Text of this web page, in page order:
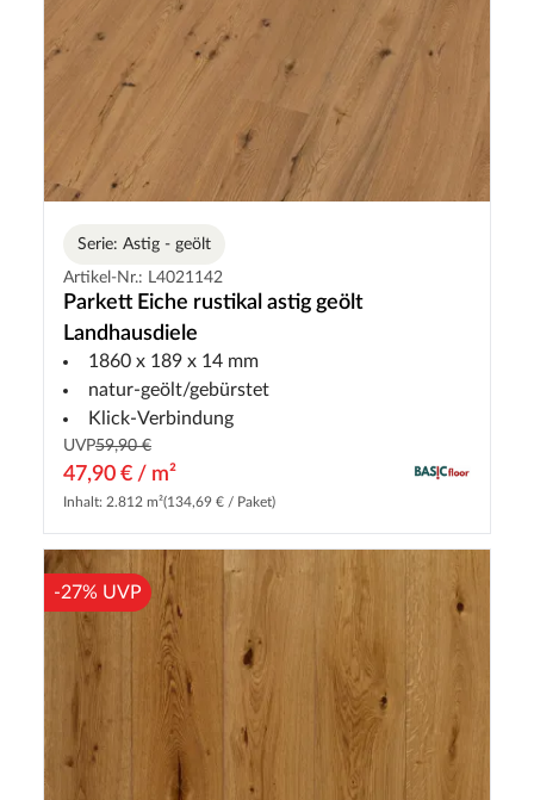
Serie: Astig - geölt
Artikel-Nr.: L4021142
Parkett Eiche rustikal astig geölt
Landhausdiele
1860 x 189 x 14 mm
natur-geölt/gebürstet
Klick-Verbindung
UVP59,90 €
47,90 € / m²
Inhalt: 2.812 m²(134,69 € / Paket)
-27% UVP